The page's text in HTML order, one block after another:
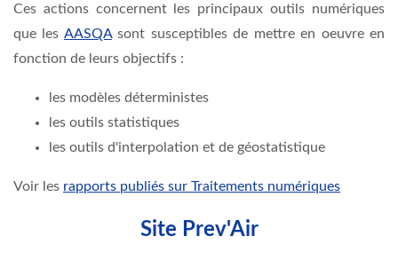
Ces actions concernent les principaux outils numériques
que les AASQAsont susceptibles de mettre en oeuvre en
fonction de leurs objectifs :
les modèles déterministes
les outils statistiques
les outils d'interpolation et de géostatistique
Voir les rapports publiés sur Traitements numériques
Site Prev'Air